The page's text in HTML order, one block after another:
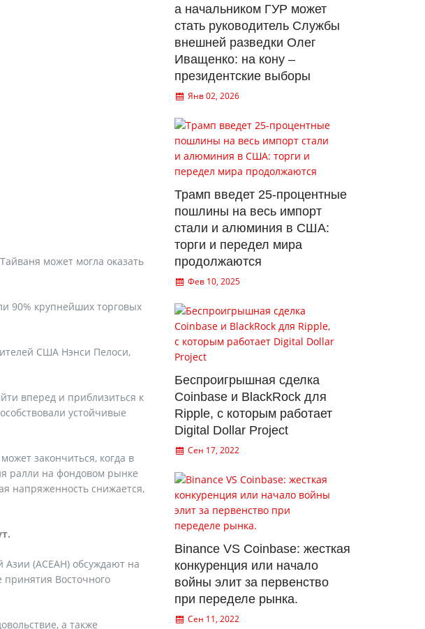
может могла оказать
90% крупнейших торговых
США Нэнси Пелоси,
вперед и приблизиться к
устойчивые
закончиться, когда в
ралли на фондовом рынке
напряженность снижается,
Азии (АСЕАН) обсуждают на
Восточного
а также
а начальником ГУР может
стать руководитель Службы
внешней разведки Олег
Иващенко: на кону –
президентские выборы
Янв 02, 2026
Трамп введет 25-процентные
пошлины на весь импорт
стали и алюминия в США:
торги и передел мира
продолжаются
Фев 10, 2025
Беспроигрышная сделка
Coinbase и BlackRock для
Ripple, с которым работает
Digital Dollar Project
Сен 17, 2022
Binance VS Coinbase: жесткая
конкуренция или начало
войны элит за первенство
при переделе рынка.
Сен 11, 2022